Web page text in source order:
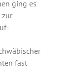
ging es
fast